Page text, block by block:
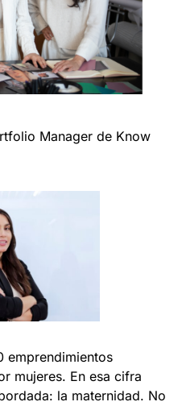
Manager de Know
emprendimientos
mujeres. En esa cifra
la maternidad. No